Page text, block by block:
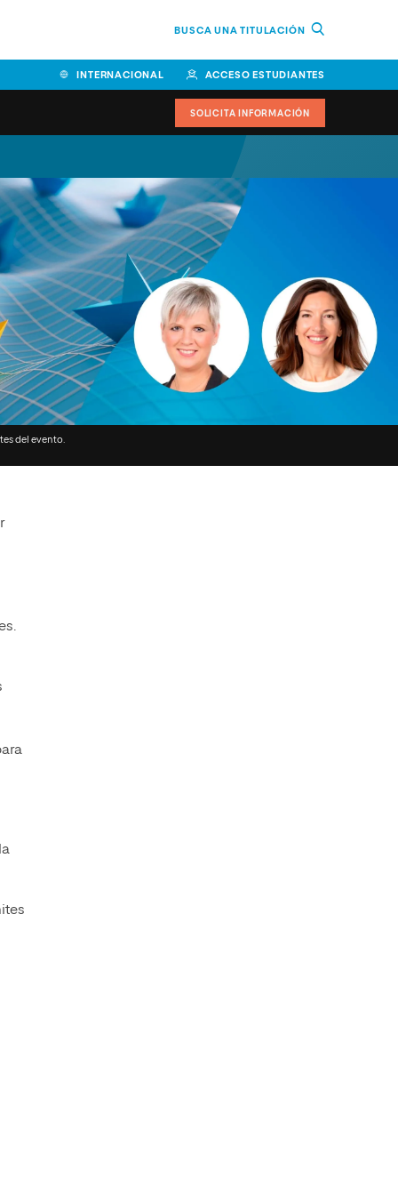
BUSCA UNA TITULACIÓN
INTERNACIONAL ACCESO ESTUDIANTES
Facultad de Ciencias de la
Educación y Humanidades
Facultad de Ciencias de la
Salud
Facultad de Economía y
Empresa
Escuela Superior de Ingeniería
y Tecnología (ESIT)
Facultad de Derecho
Facultad de Artes y Ciencias
Sociales
Escuela de Doctorado
SOLICITA INFORMACIÓN
del evento.